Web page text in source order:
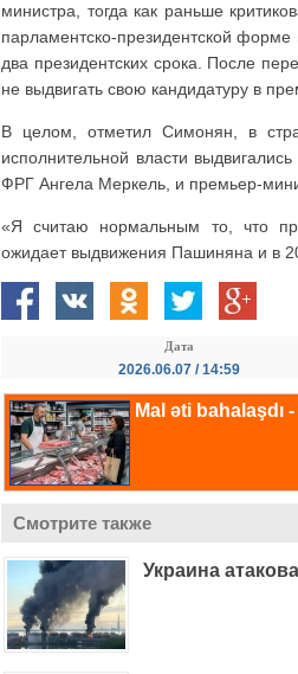
министра, тогда как раньше
парламентско-президентской
два президентских срока. После
не выдвигать свою кандидатуру в
В целом, отметил Симонян, в
исполнительной власти
ФРГ Ангела Меркель, и премьер-
«Я считаю нормальным то, что
ожидает выдвижения Пашиняна и в
Дата
2026.06.07 / 14:59
Смотрите также
Украина